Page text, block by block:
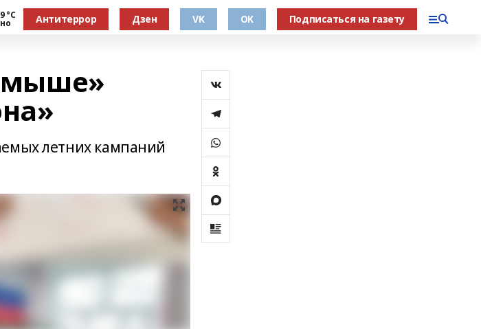
°С Антитеррор Дзен VK OK Подписаться на газету
летних кампаний